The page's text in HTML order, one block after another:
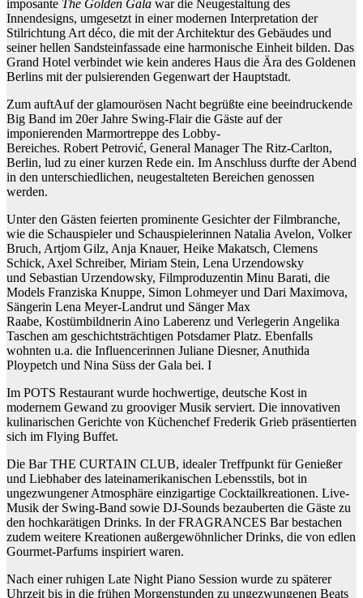
imposante The Golden Gala war die Neugestaltung des
Innendesigns, umgesetzt in einer modernen Interpretation der
Stilrichtung Art déco, die mit der Architektur des Gebäudes und
seiner hellen Sandsteinfassade eine harmonische Einheit bilden. Das
Grand Hotel verbindet wie kein anderes Haus die Ära des Goldenen
Berlins mit der pulsierenden Gegenwart der Hauptstadt.
Zum auftAuf der glamourösen Nacht begrüßte eine beeindruckende
Big Band im 20er Jahre Swing-Flair die Gäste auf der
imponierenden Marmortreppe des Lobby-
Bereiches. Robert Petrović, General Manager The Ritz-Carlton,
Berlin, lud zu einer kurzen Rede ein. Im Anschluss durfte der Abend
in den unterschiedlichen, neugestalteten Bereichen genossen
werden.
Unter den Gästen feierten prominente Gesichter der Filmbranche,
wie die Schauspieler und Schauspielerinnen Natalia Avelon, Volker
Bruch, Artjom Gilz, Anja Knauer, Heike Makatsch, Clemens
Schick, Axel Schreiber, Miriam Stein, Lena Urzendowsky
und Sebastian Urzendowsky, Filmproduzentin Minu Barati, die
Models Franziska Knuppe, Simon Lohmeyer und Dari Maximova,
Sängerin Lena Meyer-Landrut und Sänger Max
Raabe, Kostümbildnerin Aino Laberenz und Verlegerin Angelika
Taschen am geschichtsträchtigen Potsdamer Platz. Ebenfalls
wohnten u.a. die Influencerinnen Juliane Diesner, Anuthida
Ploypetch und Nina Süss der Gala bei. I
Im POTS Restaurant wurde hochwertige, deutsche Kost in
modernem Gewand zu grooviger Musik serviert. Die innovativen
kulinarischen Gerichte von Küchenchef Frederik Grieb präsentierten
sich im Flying Buffet.
Die Bar THE CURTAIN CLUB, idealer Treffpunkt für Genießer
und Liebhaber des lateinamerikanischen Lebensstils, bot in
ungezwungener Atmosphäre einzigartige Cocktailkreationen. Live-
Musik der Swing-Band sowie DJ-Sounds bezauberten die Gäste zu
den hochkarätigen Drinks. In der FRAGRANCES Bar bestachen
zudem weitere Kreationen außergewöhnlicher Drinks, die von edlen
Gourmet-Parfums inspiriert waren.
Nach einer ruhigen Late Night Piano Session wurde zu späterer
Uhrzeit bis in die frühen Morgenstunden zu ungezwungenen Beats